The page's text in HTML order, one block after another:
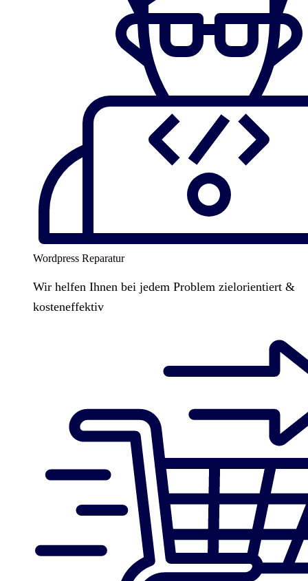
Wordpress Reparatur
Wir helfen Ihnen bei jedem Problem zielorientiert &
kosteneffektiv